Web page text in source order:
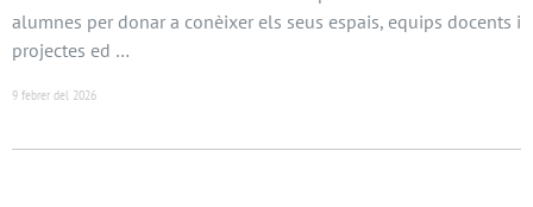
alumnes per donar a conèixer els seus espais, equips docents i
projectes ed …
9 febrer del 2026